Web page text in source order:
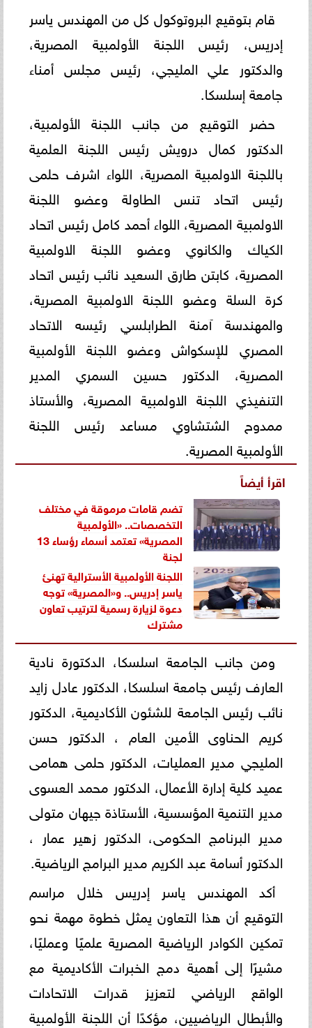
قام بتوقيع البروتوكول كل من المهندس ياسر
إدريس، رئيس اللجنة الأولمبية المصرية،
والدكتور علي المليجي، رئيس مجلس أمناء
جامعة إسلسكا.
حضر التوقيع من جانب اللجنة الأولمبية،
الدكتور كمال درويش رئيس اللجنة العلمية
باللجنة الاولمبية المصرية، اللواء اشرف حلمى
رئيس اتحاد تنس الطاولة وعضو اللجنة
الاولمبية المصرية، اللواء أحمد كامل رئيس اتحاد
الكياك والكانوي وعضو اللجنة الاولمبية
المصرية، كابتن طارق السعيد نائب رئيس اتحاد
كرة السلة وعضو اللجنة الاولمبية المصرية،
والمهندسة آمنة الطرابلسي رئيسه الاتحاد
المصري للإسكواش وعضو اللجنة الأولمبية
المصرية، الدكتور حسين السمري المدير
التنفيذي اللجنة الاولمبية المصرية، والأستاذ
ممدوح الشتشاوي مساعد رئيس اللجنة
الأولمبية المصرية.
اقرأ أيضاً
تضم قامات مرموقة في مختلف
التخصصات.. «الأولمبية
المصرية» تعتمد أسماء رؤساء 13
لجنة
اللجنة الأولمبية الأسترالية تهنئ
ياسر إدريس.. و«المصرية» توجه
دعوة لزيارة رسمية لترتيب تعاون
مشترك
ومن جانب الجامعة اسلسكا، الدكتورة نادية
العارف رئيس جامعة اسلسكا، الدكتور عادل زايد
نائب رئيس الجامعة للشئون الأكاديمية، الدكتور
كريم الحناوى الأمين العام ، الدكتور حسن
المليجي مدير العمليات، الدكتور حلمى همامى
عميد كلية إدارة الأعمال، الدكتور محمد العسوى
مدير التنمية المؤسسية، الأستاذة جيهان متولى
مدير البرنامج الحكومى، الدكتور زهير عمار ،
الدكتور أسامة عبد الكريم مدير البرامج الرياضية.
أكد المهندس ياسر إدريس خلال مراسم
التوقيع أن هذا التعاون يمثل خطوة مهمة نحو
تمكين الكوادر الرياضية المصرية علميًا وعمليًا،
مشيرًا إلى أهمية دمج الخبرات الأكاديمية مع
الواقع الرياضي لتعزيز قدرات الاتحادات
والأبطال الرياضيين، مؤكدًا أن اللجنة الأولمبية